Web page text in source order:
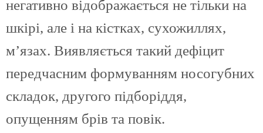
негативно відображається не тільки на
шкірі, але і на кістках, сухожиллях,
м’язах. Виявляється такий дефіцит
передчасним формуванням носогубних
складок, другого підборіддя,
опущенням брів та повік.